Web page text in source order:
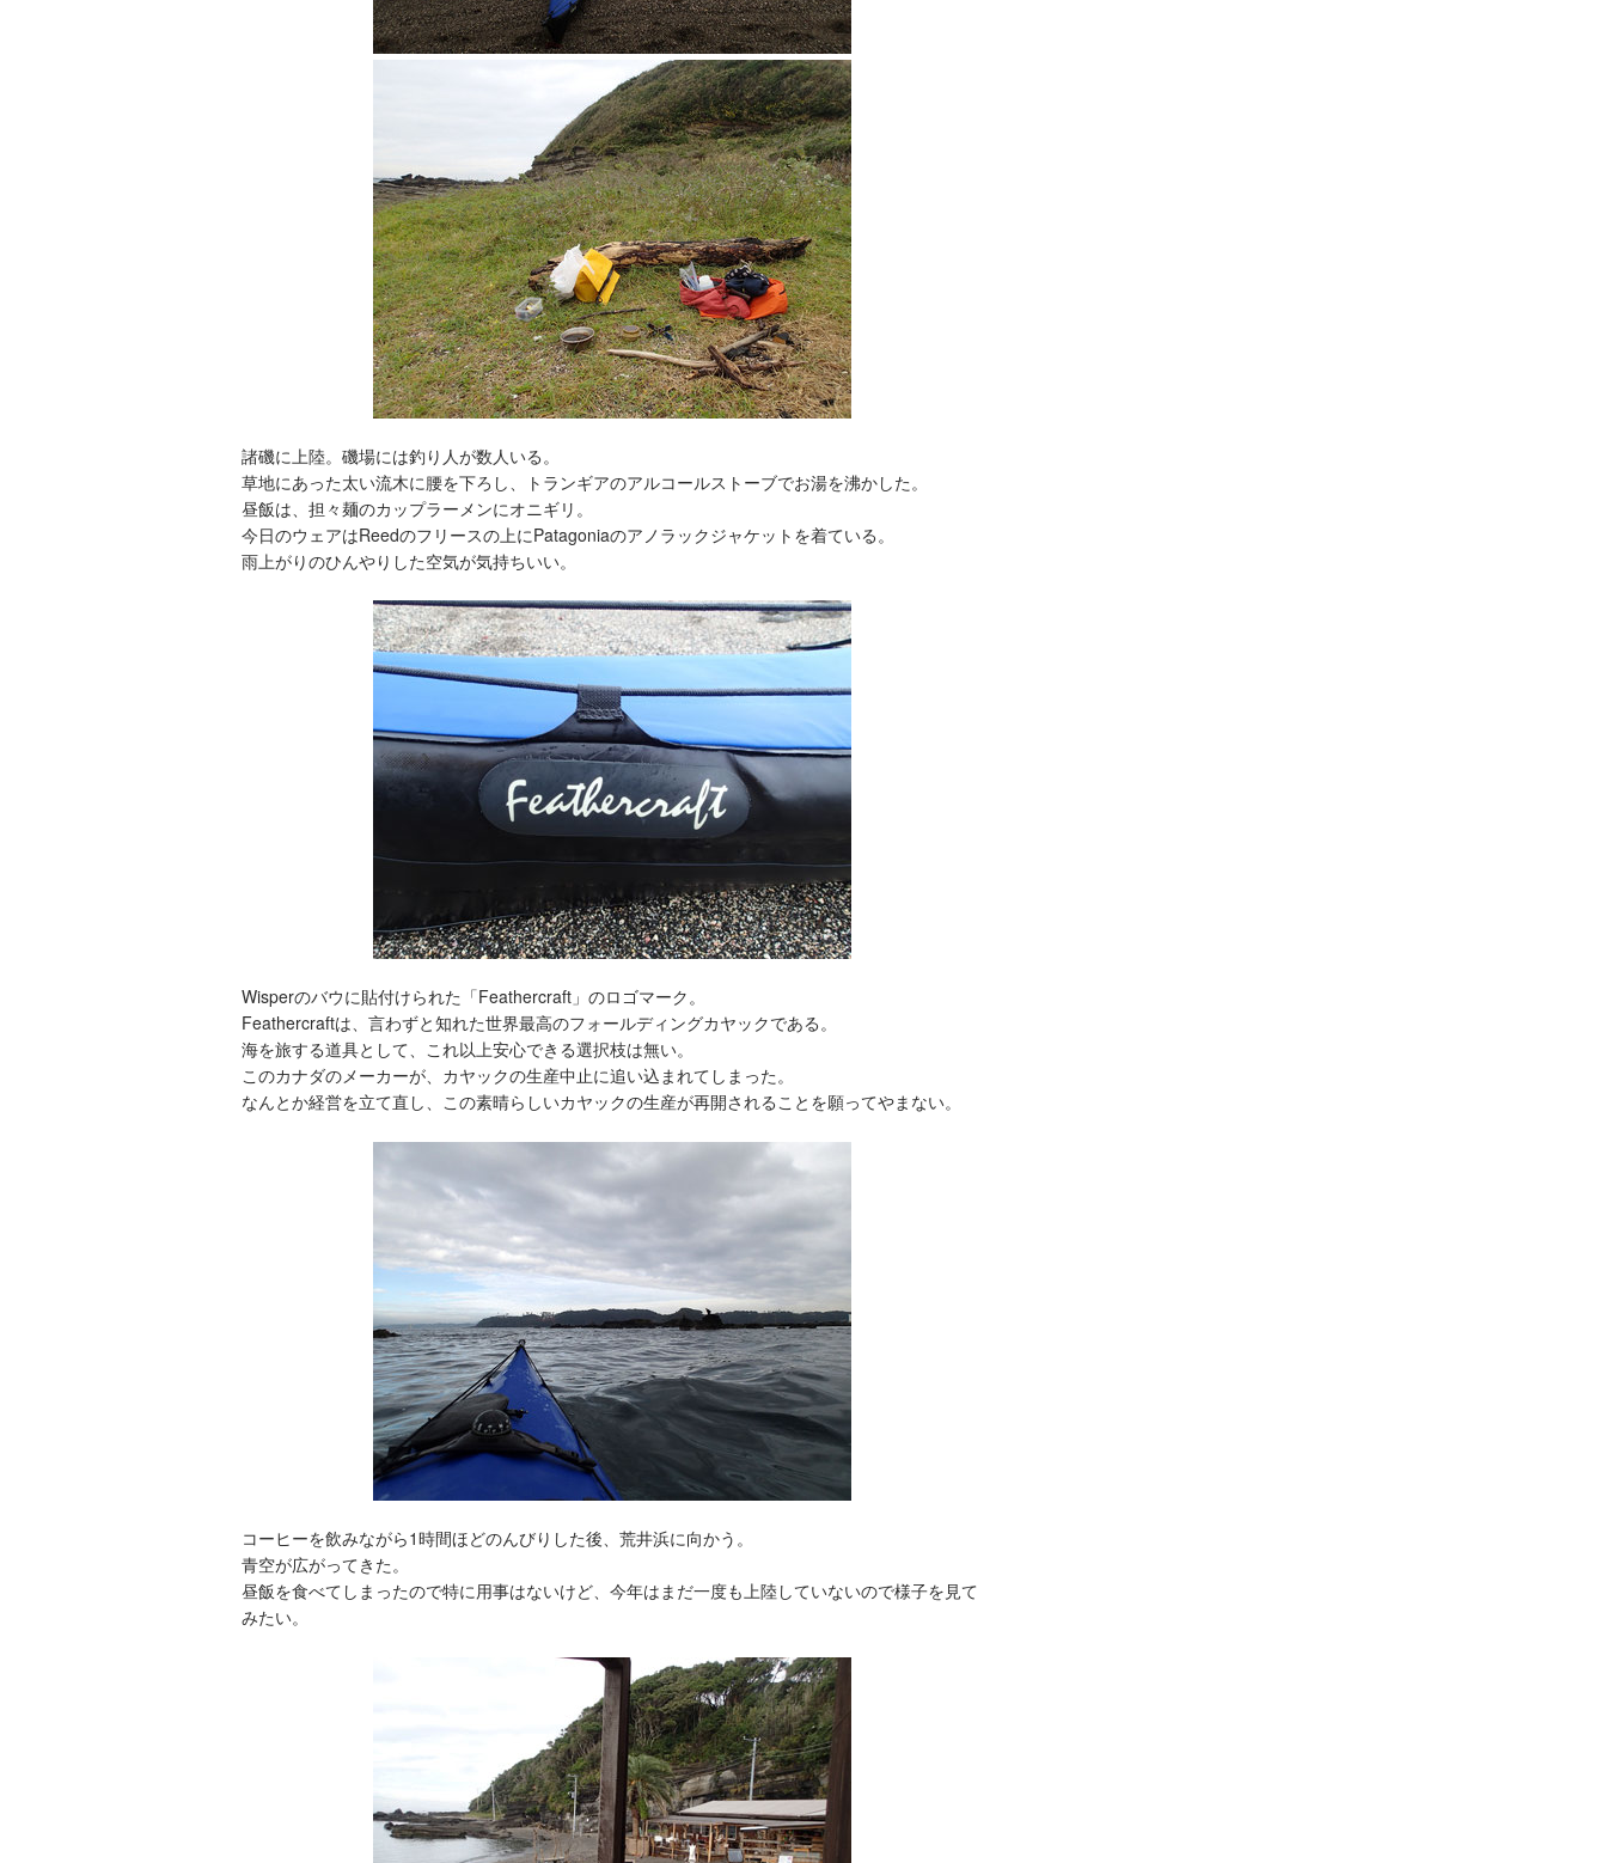
諸磯に上陸。磯場には釣り人が数人いる。
草地にあった太い流木に腰を下ろし、トランギアのアルコールストーブでお湯を沸かした。
昼飯は、担々麺のカップラーメンにオニギリ。
今日のウェアはReedのフリースの上にPatagoniaのアノラックジャケットを着ている。
雨上がりのひんやりした空気が気持ちいい。
Wisperのバウに貼付けられた「Feathercraft」のロゴマーク。
Feathercraftは、言わずと知れた世界最高のフォールディングカヤックである。
海を旅する道具として、これ以上安心できる選択枝は無い。
このカナダのメーカーが、カヤックの生産中止に追い込まれてしまった。
なんとか経営を立て直し、この素晴らしいカヤックの生産が再開されることを願ってやまない。
コーヒーを飲みながら1時間ほどのんびりした後、荒井浜に向かう。
青空が広がってきた。
昼飯を食べてしまったので特に用事はないけど、今年はまだ一度も上陸していないので様子を見て
みたい。